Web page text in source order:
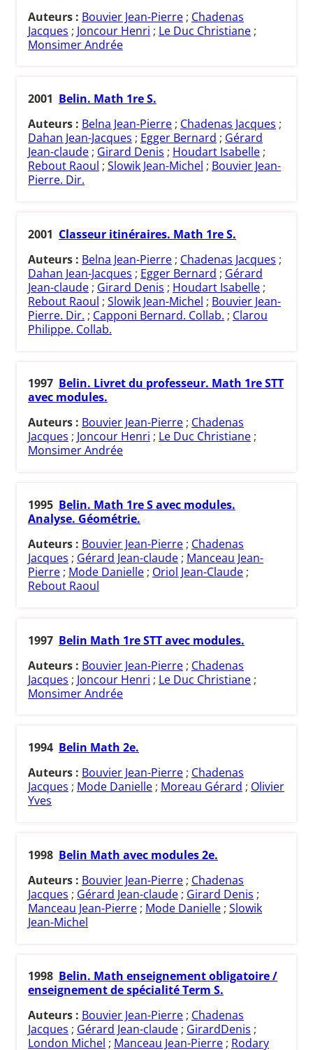
Auteurs : Bouvier Jean-Pierre ; Chadenas
Jacques ; Joncour Henri ; Le Duc Christiane ;
Monsimer Andrée
2001 Belin. Math 1re S.
Auteurs : Belna Jean-Pierre ; Chadenas Jacques ;
Dahan Jean-Jacques ; Egger Bernard ; Gérard
Jean-claude ; Girard Denis ; Houdart Isabelle ;
Rebout Raoul ; Slowik Jean-Michel ; Bouvier Jean-
Pierre. Dir.
2001 Classeur itinéraires. Math 1re S.
Auteurs : Belna Jean-Pierre ; Chadenas Jacques ;
Dahan Jean-Jacques ; Egger Bernard ; Gérard
Jean-claude ; Girard Denis ; Houdart Isabelle ;
Rebout Raoul ; Slowik Jean-Michel ; Bouvier Jean-
Pierre. Dir. ; Capponi Bernard. Collab. ; Clarou
Philippe. Collab.
1997 Belin. Livret du professeur. Math 1re STT
avec modules.
Auteurs : Bouvier Jean-Pierre; Chadenas
Jacques ; Joncour Henri ; Le Duc Christiane;
Monsimer Andrée
1995 Belin. Math 1re S avec modules.
Analyse. Géométrie.
Auteurs : Bouvier Jean-Pierre ; Chadenas
Jacques ; Gérard Jean-claude ; Manceau Jean-
Pierre ; Mode Danielle ; Oriol Jean-Claude ;
Rebout Raoul
1997 Belin Math 1re STT avec modules.
Auteurs : Bouvier Jean-Pierre ; Chadenas
Jacques ; Joncour Henri ; Le Duc Christiane ;
Monsimer Andrée
1994 Belin Math 2e.
Auteurs : Bouvier Jean-Pierre ; Chadenas
Jacques ; Mode Danielle ; Moreau Gérard ; Olivier
Yves
1998 Belin Math avec modules 2e.
Auteurs : Bouvier Jean-Pierre ; Chadenas
Jacques ; Gérard Jean-claude ; Girard Denis ;
Manceau Jean-Pierre ; Mode Danielle ; Slowik
Jean-Michel
1998 Belin. Math enseignement obligatoire /
enseignement de spécialité Term S.
Auteurs : Bouvier Jean-Pierre ; Chadenas
Jacques ; Gérard Jean-claude ; GirardDenis ;
London Michel ; Manceau Jean-Pierre ; Rodary